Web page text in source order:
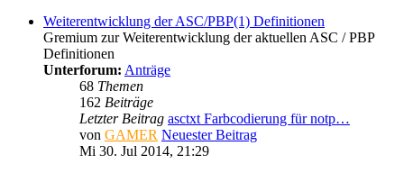
Weiterentwicklung der ASC/PBP(1) Definitionen
Gremium zur Weiterentwicklung der aktuellen ASC / PBP
Definitionen
Unterforum: Anträge
68 Themen
162 Beiträge
Letzter Beitrag asctxt Farbcodierung für notp…
von GAMER Neuester Beitrag
Mi 30. Jul 2014, 21:29